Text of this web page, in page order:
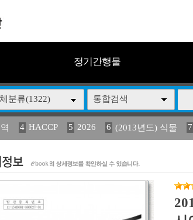
정기간행물
분류(1322) 통합검색
4 HACCP 5 2026 6 (2013년도) 식물 7
13 媛 異 14 (2013년도) 식 15 구제역 16